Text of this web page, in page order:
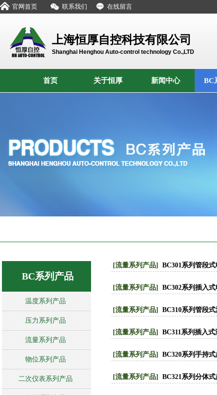
联系我们
官网首页 在线留言
上海恒厚自控科技有限公司
Shanghai Henghou Auto-control technology Co.,LTD
首页 关于恒厚 新闻中心 BC
[流量系列产品] BC301系列管段
[流量系列产品] BC302系列插入
[流量系列产品] BC310系列管段
[流量系列产品] BC311系列插入
[流量系列产品] BC320系列手持
[流量系列产品] BC321系列分体
BC系列产品
温度系列产品
压力系列产品
流量系列产品
物位系列产品
二次仪表系列产品